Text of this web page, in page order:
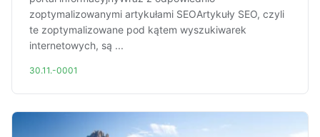
zoptymalizowanymi artykułami SEOArtykuły SEO, czyli
te zoptymalizowane pod kątem wyszukiwarek
internetowych, są ...
30.11.-0001